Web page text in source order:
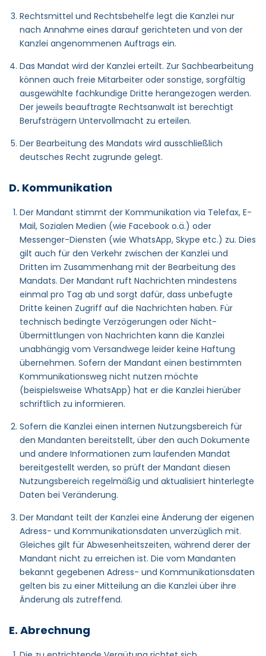
Rechtsmittel und Rechtsbehelfe legt die Kanzlei nur
nach Annahme eines darauf gerichteten und von der
Kanzlei angenommenen Auftrags ein.
Das Mandat wird der Kanzlei erteilt. Zur Sachbearbeitung
können auch freie Mitarbeiter oder sonstige, sorgfältig
ausgewählte fachkundige Dritte herangezogen werden.
Der jeweils beauftragte Rechtsanwalt ist berechtigt
Berufsträgern Untervollmacht zu erteilen.
Der Bearbeitung des Mandats wird ausschließlich
deutsches Recht zugrunde gelegt.
D. Kommunikation
Der Mandant stimmt der Kommunikation via Telefax, E-
Mail, Sozialen Medien (wie Facebook o.ä.) oder
Messenger-Diensten (wie WhatsApp, Skype etc.) zu. Dies
gilt auch für den Verkehr zwischen der Kanzlei und
Dritten im Zusammenhang mit der Bearbeitung des
Mandats. Der Mandant ruft Nachrichten mindestens
einmal pro Tag ab und sorgt dafür, dass unbefugte
Dritte keinen Zugriff auf die Nachrichten haben. Für
technisch bedingte Verzögerungen oder Nicht-
Übermittlungen von Nachrichten kann die Kanzlei
unabhängig vom Versandwege leider keine Haftung
übernehmen. Sofern der Mandant einen bestimmten
Kommunikationsweg nicht nutzen möchte
(beispielsweise WhatsApp) hat er die Kanzlei hierüber
schriftlich zu informieren.
Sofern die Kanzlei einen internen Nutzungsbereich für
den Mandanten bereitstellt, über den auch Dokumente
und andere Informationen zum laufenden Mandat
bereitgestellt werden, so prüft der Mandant diesen
Nutzungsbereich regelmäßig und aktualisiert hinterlegte
Daten bei Veränderung.
Der Mandant teilt der Kanzlei eine Änderung der eigenen
Adress- und Kommunikationsdaten unverzüglich mit.
Gleiches gilt für Abwesenheitszeiten, während derer der
Mandant nicht zu erreichen ist. Die vom Mandanten
bekannt gegebenen Adress- und Kommunikationsdaten
gelten bis zu einer Mitteilung an die Kanzlei über ihre
Änderung als zutreffend.
E. Abrechnung